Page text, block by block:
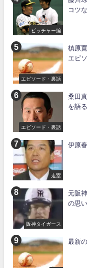
ピッチャー編
コツ
エピソード・裏話
槙原
エピ
エピソード・裏話
桑田
を語る
走塁
伊原
阪神タイガース
元阪
の思
最新